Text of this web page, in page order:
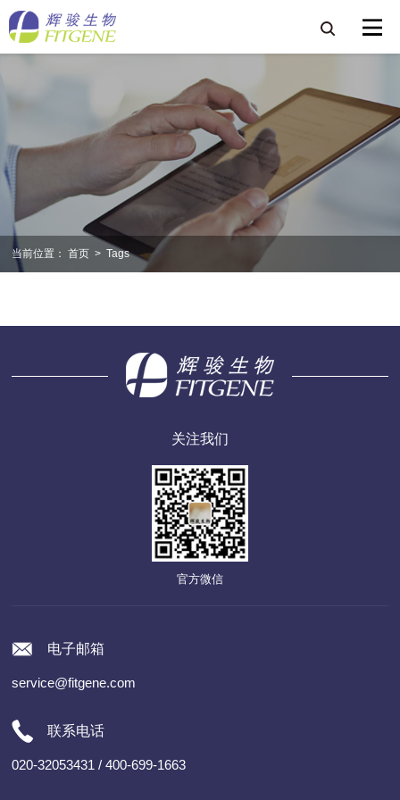
当前位置： 首页 > Tags
关注我们
官方微信
电子邮箱
service@fitgene.com
联系电话
020-32053431 / 400-699-1663